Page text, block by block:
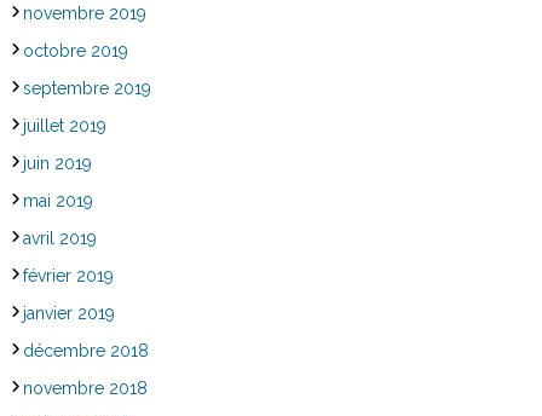
novembre 2019
octobre 2019
septembre 2019
juillet 2019
juin 2019
mai 2019
avril 2019
février 2019
janvier 2019
décembre 2018
novembre 2018